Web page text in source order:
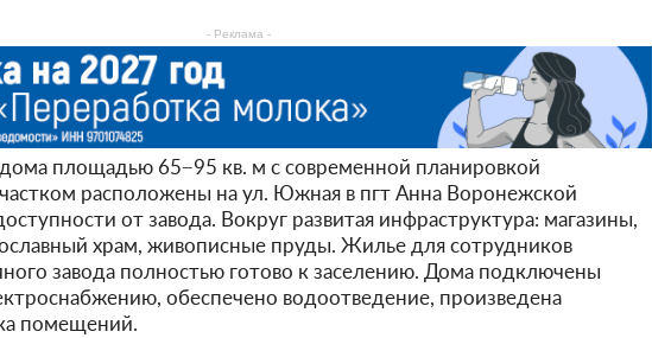
- Реклама -
площадью 65−95 кв. м с современной планировкой
расположены на ул. Южная в пгт Анна Воронежской
от завода. Вокруг развитая инфраструктура: магазины,
храм, живописные пруды. Жилье для сотрудников
завода полностью готово к заселению. Дома подключены
обеспечено водоотведение, произведена
помещений.